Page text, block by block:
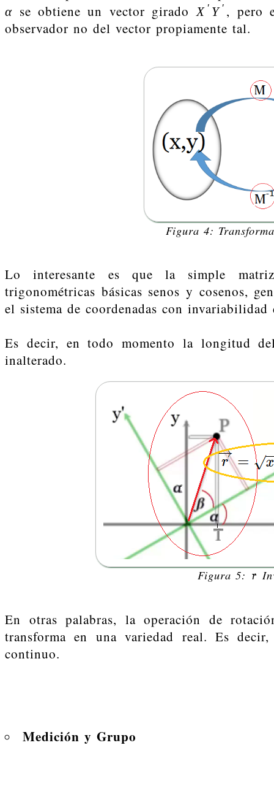
α se obtiene un vector giradoX ′ Y ′ , pero
observador no del vector propiamente tal.
Figura 4:
Lo interesante es que la simple
trigonométricas básicas senos y cosenos,
el sistema de coordenadas con
Es decir, en todo momento la longitud
inalterado.
Figura 5: →
r
En otras palabras, la operación de
transforma en una variedad real. Es
continuo.
Medición y Grupo